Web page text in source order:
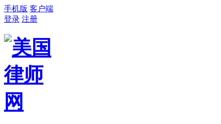
手机版 客户端
登录 注册